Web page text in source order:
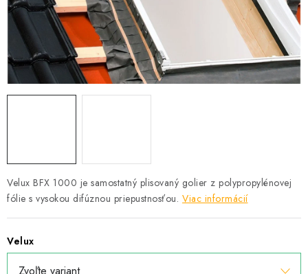
Podmínky ochrany osobních údajů
Obchodní podmínky
Mapa webu Milpe.sk
Velux BFX 1000 je samostatný plisovaný golier z polypropylénovej
fólie s vysokou difúznou priepustnosťou. Viac informácií
Velux